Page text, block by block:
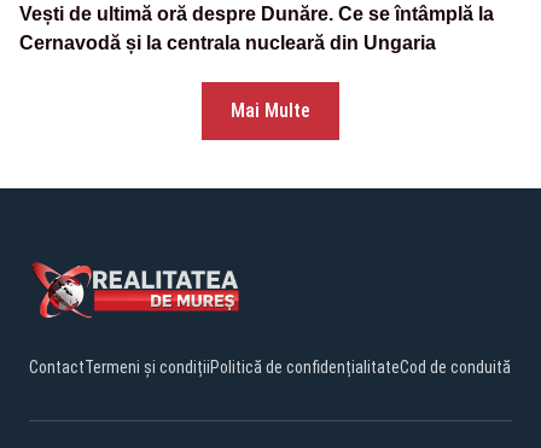
Vești de ultimă oră despre Dunăre. Ce se întâmplă la
Cernavodă și la centrala nucleară din Ungaria
Mai Multe
ContactTermeni și condițiiPolitică de confidențialitateCod de conduită